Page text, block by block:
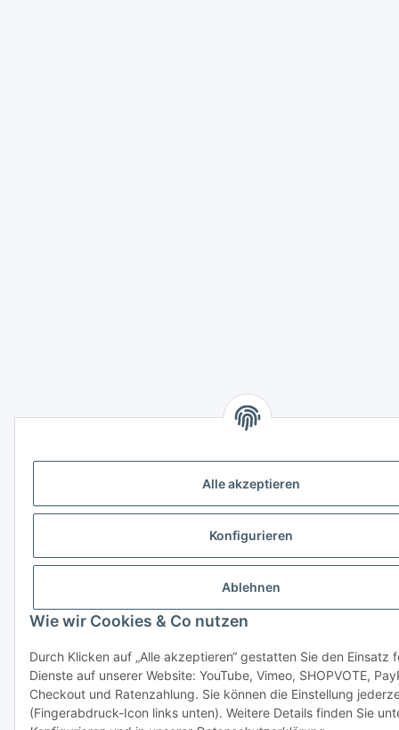
Alle akzeptieren
Konfigurieren
Ablehnen
Wie wir Cookies & Co nutzen
Durch Klicken auf „Alle akzeptieren“ gestatten Sie den Einsatz
Dienste auf unserer Website: YouTube, Vimeo, SHOPVOTE,
Checkout und Ratenzahlung. Sie können die Einstellung
(Fingerabdruck-Icon links unten). Weitere Details finden Sie